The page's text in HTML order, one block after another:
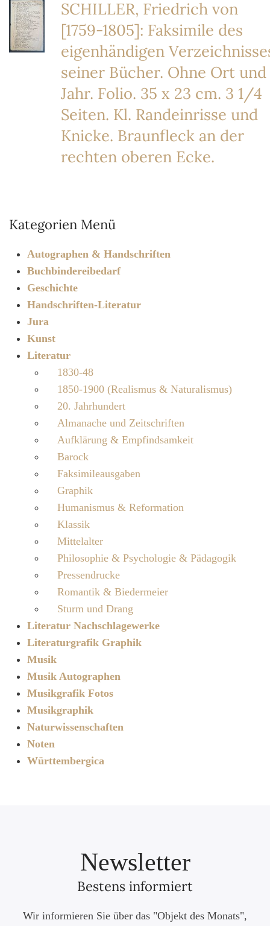
SCHILLER, Friedrich von
[1759-1805]: Faksimile des
eigenhändigen
seiner Bücher. Ohne Ort und
Jahr. Folio. 35 x 23 cm. 3 1/4
Seiten. Kl. Randeinrisse und
Knicke. Braunfleck an der
rechten oberen Ecke.
Kategorien Menü
Autographen & Handschriften
Buchbindereibedarf
Geschichte
Handschriften-Literatur
Jura
Kunst
Literatur
1830-48
1850-1900 (Realismus & Naturalismus)
20. Jahrhundert
Almanache und Zeitschriften
Aufklärung & Empfindsamkeit
Barock
Faksimileausgaben
Graphik
Humanismus & Reformation
Klassik
Mittelalter
Philosophie & Psychologie & Pädagogik
Pressendrucke
Romantik & Biedermeier
Sturm und Drang
Literatur Nachschlagewerke
Literaturgrafik Graphik
Musik
Musik Autographen
Musikgrafik Fotos
Musikgraphik
Naturwissenschaften
Noten
Württembergica
Newsletter
Bestens informiert
Wir informieren Sie über das "Objekt des Monats",